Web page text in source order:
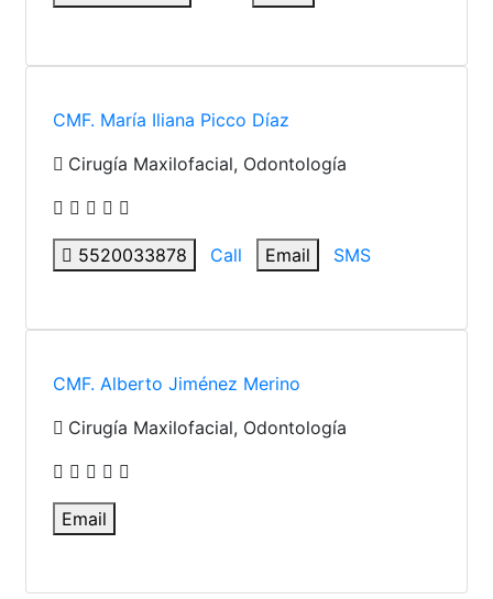
CMF. María Iliana Picco Díaz
Cirugía Maxilofacial, Odontología
5520033878 Call Email SMS
CMF. Alberto Jiménez Merino
Cirugía Maxilofacial, Odontología
Email